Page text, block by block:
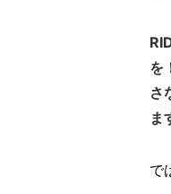
を
さ
ま
で